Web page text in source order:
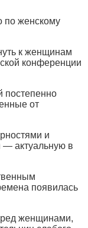
по женскому
к женщинам
конференции
постепенно
от
и
— актуальную в
появилась
женщинами,